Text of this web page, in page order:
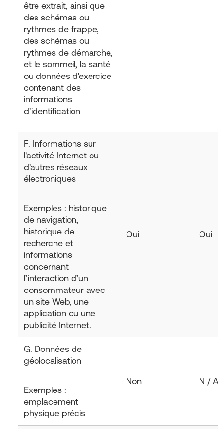
être extrait, ainsi que
des schémas ou
rythmes de frappe,
des schémas ou
rythmes de démarche,
et le sommeil, la santé
ou données d'exercice
contenant des
informations
d'identification
F. Informations sur
l'activité Internet ou
d'autres réseaux
électroniques
Exemples : historique
de navigation,
historique de
recherche et
informations
concernant
l’interaction d’un
consommateur avec
un site Web, une
application ou une
publicité Internet.
Oui Oui
G. Données de
géolocalisation
Exemples :
emplacement
physique précis
Non N / A